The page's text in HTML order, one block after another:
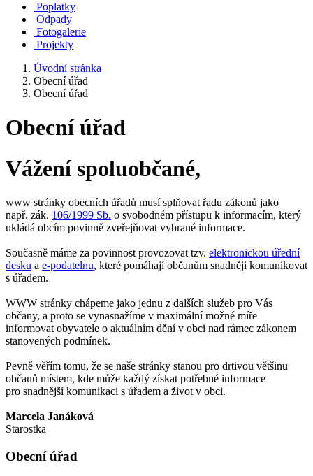
Poplatky
Odpady
Fotogalerie
Projekty
Úvodní stránka
Obecní úřad
Obecní úřad
Obecní úřad
Vážení spoluobčané,
www stránky obecních úřadů musí splňovat řadu zákonů jako
např. zák. 106/1999 Sb. o svobodném přístupu k informacím, který
ukládá obcím povinně zveřejňovat vybrané informace.
Současně máme za povinnost provozovat tzv. elektronickou úřední
desku a e-podatelnu, které pomáhají občanům snadněji komunikovat
s úřadem.
WWW stránky chápeme jako jednu z dalších služeb pro Vás
občany, a proto se vynasnažíme v maximální možné míře
informovat obyvatele o aktuálním dění v obci nad rámec zákonem
stanovených podmínek.
Pevně věřím tomu, že se naše stránky stanou pro drtivou většinu
občanů místem, kde může každý získat potřebné informace
pro snadnější komunikaci s úřadem a život v obci.
Marcela Janáková
Starostka
Obecní úřad